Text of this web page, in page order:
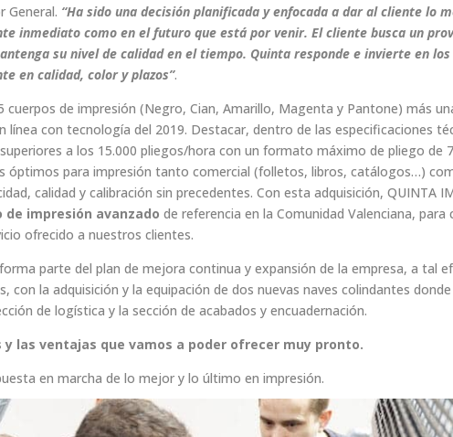
General. “Ha sido una decisión planificada y enfocada a dar al cliente lo
inmediato como en el futuro que está por venir. El cliente busca un
su nivel de calidad en el tiempo. Quinta responde e invierte en
en calidad, color y plazos”.
cuerpos de impresión (Negro, Cian, Amarillo, Magenta y Pantone) más
línea con tecnología del 2019. Destacar, dentro de las especificaciones
a los 15.000 pliegos/hora con un formato máximo de pliego de
óptimos para impresión tanto comercial (folletos, libros, catálogos…)
calidad y calibración sin precedentes. Con esta adquisición, QUINTA
de impresión avanzado de referencia en la Comunidad Valenciana, para
ofrecido a nuestros clientes.
parte del plan de mejora continua y expansión de la empresa, a tal
con la adquisición y la equipación de dos nuevas naves colindantes
de logística y la sección de acabados y encuadernación.
y las ventajas que vamos a poder ofrecer muy pronto.
en marcha de lo mejor y lo último en impresión.